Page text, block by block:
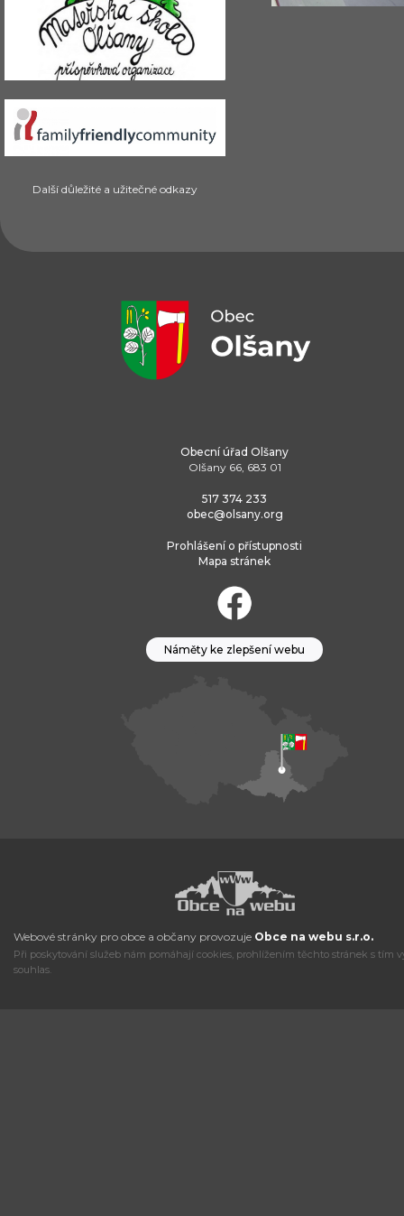
Další důležité a užitečné odkazy
Obecní úřad Olšany
Olšany 66, 683 01
517 374 233
obec@olsany.org
Prohlášení o přístupnosti
Mapa stránek
Náměty ke zlepšení webu
Webové stránky pro obce a občany provozuje Obce na webu s.r.o.
Při poskytování služeb nám pomáhají cookies, prohlížením těchto stránek s tím
souhlas.